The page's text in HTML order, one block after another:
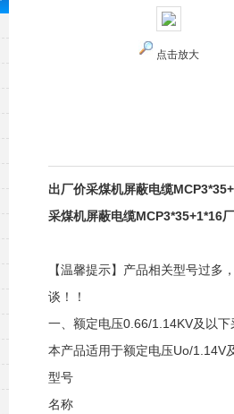
点击放大
出厂价采煤机屏蔽电缆
采煤机屏蔽电缆MCP3*35+1*16
【温馨提示】产品相关型号过
谈！！
一、额定电压0.66/1.14KV及以
本产品适用于额定电压Uo/1.14V
型号
名称